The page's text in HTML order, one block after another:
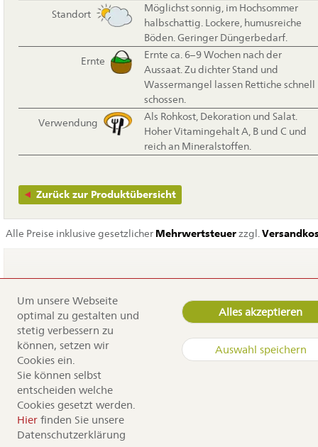
Standort
Möglichst sonnig, im Hochsommer
halbschattig. Lockere, humusreiche
Böden. Geringer Düngerbedarf.
Ernte
Ernte ca. 6–9 Wochen nach der
Aussaat. Zu dichter Stand und
Wassermangel lassen Rettiche schnell
schossen.
Verwendung
Als Rohkost, Dekoration und Salat.
Hoher Vitamingehalt A, B und C und
reich an Mineralstoffen.
Zurück zur Produktübersicht
Alle Preise inklusive gesetzlicher Mehrwertsteuerzzgl.
Navigation
überspringen
Home
Service
Dürr Samen
Kontakt
Copyright by Dürr Samen
Um unsere Webseite
optimal zu gestalten und
stetig verbessern zu
können, setzen wir
Cookies ein.
Sie können selbst
entscheiden welche
Cookies gesetzt werden.
Hier finden Sie unsere
Datenschutzerklärung
Alles akzeptieren
Auswahl speichern